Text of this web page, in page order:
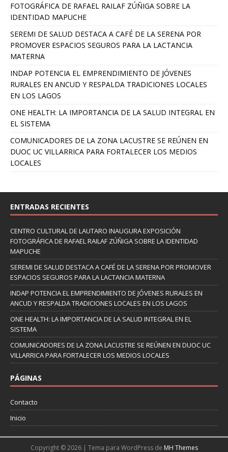
FOTOGRÁFICA DE RAFAEL RAILAF ZÚÑIGA SOBRE LA
IDENTIDAD MAPUCHE
SEREMI DE SALUD DESTACA A CAFÉ DE LA SERENA POR
PROMOVER ESPACIOS SEGUROS PARA LA LACTANCIA
MATERNA
INDAP POTENCIA EL EMPRENDIMIENTO DE JÓVENES
RURALES EN ANCUD Y RESPALDA TRADICIONES LOCALES
EN LOS LAGOS
ONE HEALTH: LA IMPORTANCIA DE LA SALUD INTEGRAL EN
EL SISTEMA
COMUNICADORES DE LA ZONA LACUSTRE SE REÚNEN EN
DUOC UC VILLARRICA PARA FORTALECER LOS MEDIOS
LOCALES
ENTRADAS RECIENTES
CENTRO CULTURAL DE LAUTARO INAUGURA EXPOSICIÓN
FOTOGRÁFICA DE RAFAEL RAILAF ZÚÑIGA SOBRE LA IDENTIDAD
MAPUCHE
SEREMI DE SALUD DESTACA A CAFÉ DE LA SERENA POR PROMOVER
ESPACIOS SEGUROS PARA LA LACTANCIA MATERNA
INDAP POTENCIA EL EMPRENDIMIENTO DE JÓVENES RURALES EN
ANCUD Y RESPALDA TRADICIONES LOCALES EN LOS LAGOS
ONE HEALTH: LA IMPORTANCIA DE LA SALUD INTEGRAL EN EL
SISTEMA
COMUNICADORES DE LA ZONA LACUSTRE SE REÚNEN EN DUOC UC
VILLARRICA PARA FORTALECER LOS MEDIOS LOCALES
PÁGINAS
Contacto
Inicio
Copyright © 2026 | Tema para WordPress de MH Themes